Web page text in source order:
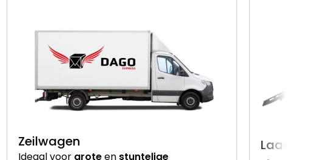
Zeilwagen
Ideaal voor groteen stuntelige